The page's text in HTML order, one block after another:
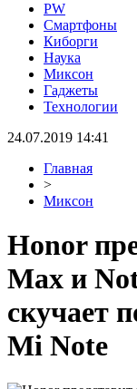
PW
Смартфоны
Киборги
Наука
Миксон
Гаджеты
Технологии
24.07.2019 14:41
Главная
>
Миксон
Honor
Max и
скучает
Mi Note